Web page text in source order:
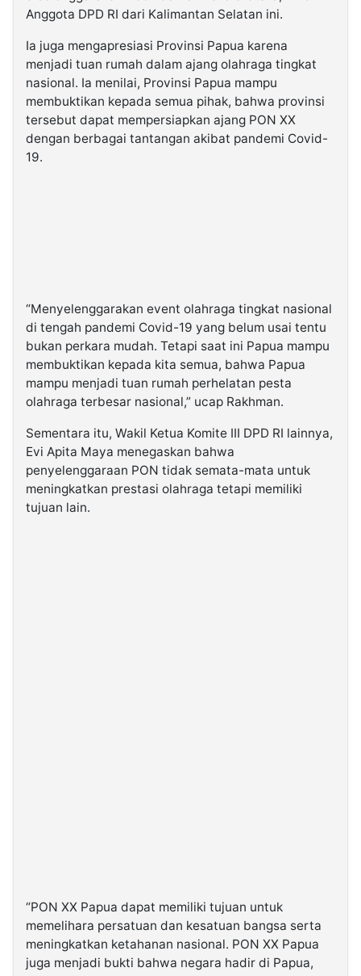
Anggota DPD RI dari Kalimantan Selatan ini.
Ia juga mengapresiasi Provinsi Papua karena
menjadi tuan rumah dalam ajang olahraga tingkat
nasional. Ia menilai, Provinsi Papua mampu
membuktikan kepada semua pihak, bahwa provinsi
tersebut dapat mempersiapkan ajang PON XX
dengan berbagai tantangan akibat pandemi Covid-
19.
“Menyelenggarakan event olahraga tingkat nasional
di tengah pandemi Covid-19 yang belum usai tentu
bukan perkara mudah. Tetapi saat ini Papua mampu
membuktikan kepada kita semua, bahwa Papua
mampu menjadi tuan rumah perhelatan pesta
olahraga terbesar nasional,” ucap Rakhman.
Sementara itu, Wakil Ketua Komite III DPD RI lainnya,
Evi Apita Maya menegaskan bahwa
penyelenggaraan PON tidak semata-mata untuk
meningkatkan prestasi olahraga tetapi memiliki
tujuan lain.
“PON XX Papua dapat memiliki tujuan untuk
memelihara persatuan dan kesatuan bangsa serta
meningkatkan ketahanan nasional. PON XX Papua
juga menjadi bukti bahwa negara hadir di Papua,